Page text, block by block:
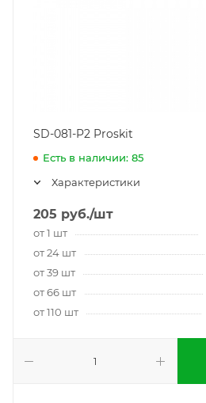
SD-081-P2 Proskit
Есть в наличии: 85
Характеристики
205 руб./шт
от 1 шт
от 24 шт
от 39 шт
от 66 шт
от 110 шт